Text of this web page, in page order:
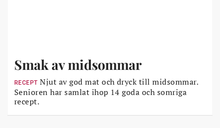
Smak av midsommar
RECEPT Njut av god mat och dryck till midsommar.
Senioren har samlat ihop 14 goda och somriga
recept.